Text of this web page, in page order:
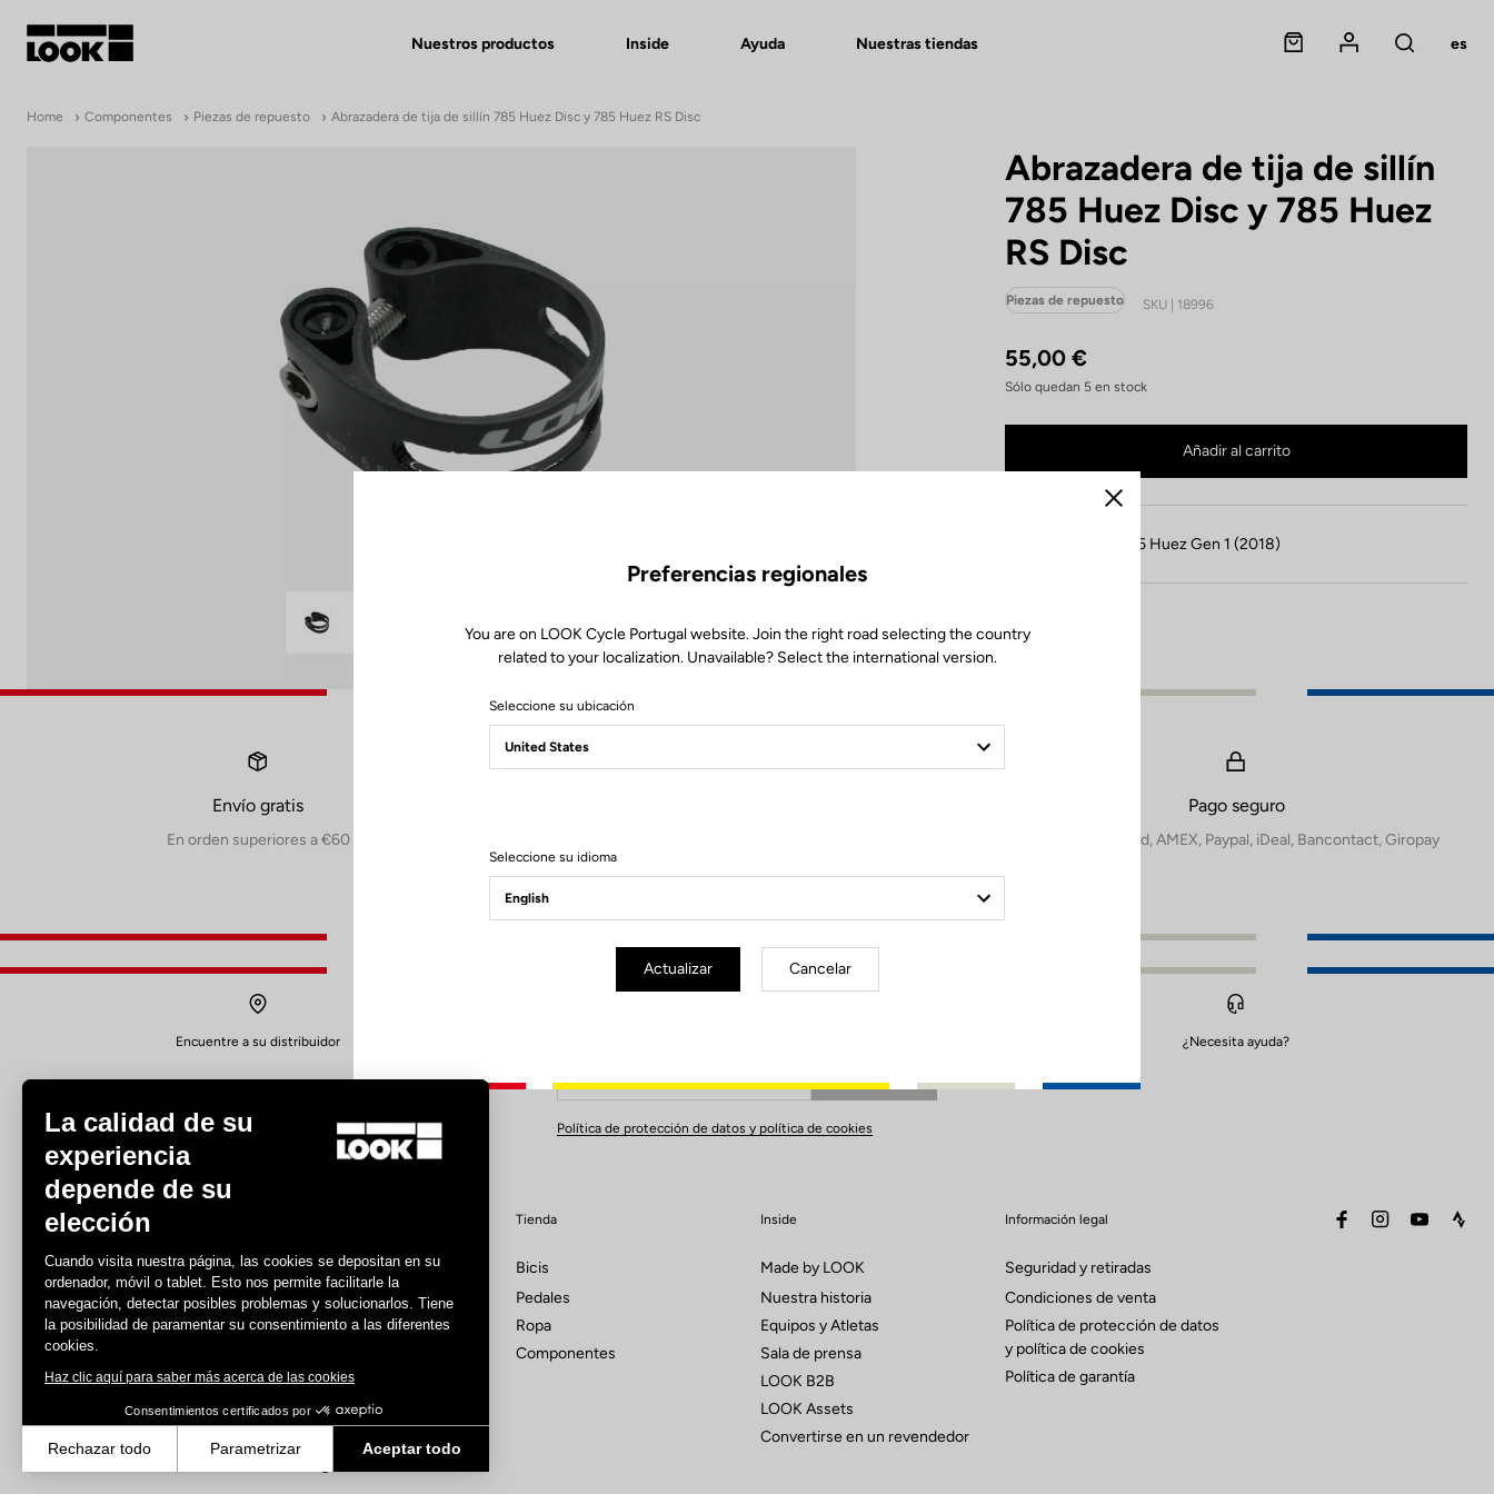
Nuestros productos Inside Ayuda Nuestras tiendas Panier
Mon compte
Rechercher
es
Home Componentes Piezas de repuesto Abrazadera de tija de sillín 785 Huez Disc y 785 Huez RS Disc
Abrazadera de tija de sillín
785 Huez Disc y 785 Huez
RS Disc
Piezas de repuesto SKU | 18996
55,00 €
Sólo quedan 5 en stock
Añadir al carrito
Compatible con 785 Huez Gen 1 (2018)
Envío gratis
En orden superiores a €60
Pago seguro
Visa, Mastercard, AMEX, Paypal, iDeal, Bancontact, Giropay
Encuentre a su distribuidor
Su correo electrónico ha sido registrado
Política de protección de datos y política de cookies
¿Necesita ayuda?
Carretera
Pista
Triatlón
E-bike
MTB
Tienda
Bicis
Pedales
Ropa
Componentes
Inside
Made by LOOK
Nuestra historia
Equipos y Atletas
Sala de prensa
LOOK B2B
LOOK Assets
Convertirse en un revendedor
Información legal
Seguridad y retiradas
Condiciones de venta
Política de protección de datos
y política de cookies
Política de garantía
facebookinstagramyoutube
Cerrar
Preferencias regionales
You are on LOOK Cycle Portugal website. Join the right road selecting the country
related to your localization. Unavailable? Select the international version.
Seleccione su ubicación
Seleccione su idioma
Actualizar Cancelar
La calidad de su
experiencia
depende de su
elección
Cuando visita nuestra página, las cookies se depositan en su
ordenador, móvil o tablet. Esto nos permite facilitarle la
navegación, detectar posibles problemas y solucionarlos. Tiene
la posibilidad de paramentar su consentimiento a las diferentes
cookies.
Haz clic aquí para saber más acerca de las cookies
Consentimientos certificados por
Rechazar todo Parametrizar
Aceptar todo